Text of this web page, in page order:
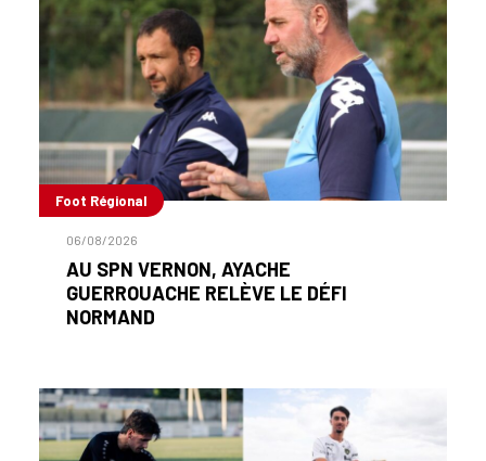
Foot Régional
06/08/2026
AU SPN VERNON, AYACHE
GUERROUACHE RELÈVE LE DÉFI
NORMAND